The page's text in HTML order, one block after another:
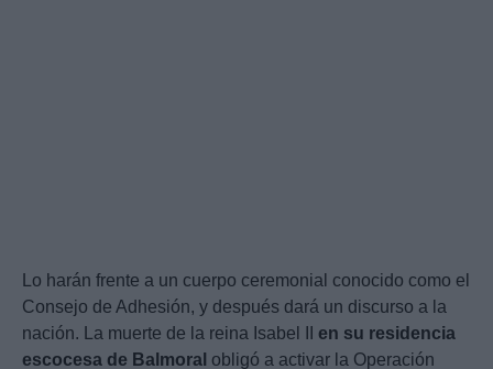
Lo harán frente a un cuerpo ceremonial conocido como el
Consejo de Adhesión, y después dará un discurso a la
nación. La muerte de la reina Isabel II
en su residencia
escocesa de Balmoral obligó a activar la Operación